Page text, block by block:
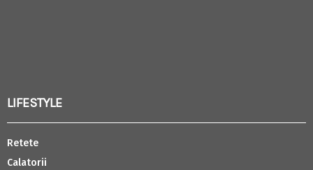
LIFESTYLE
Retete
Calatorii